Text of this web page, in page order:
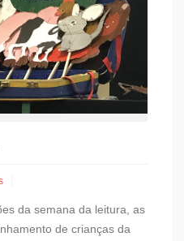
da semana da leitura, as
de crianças da